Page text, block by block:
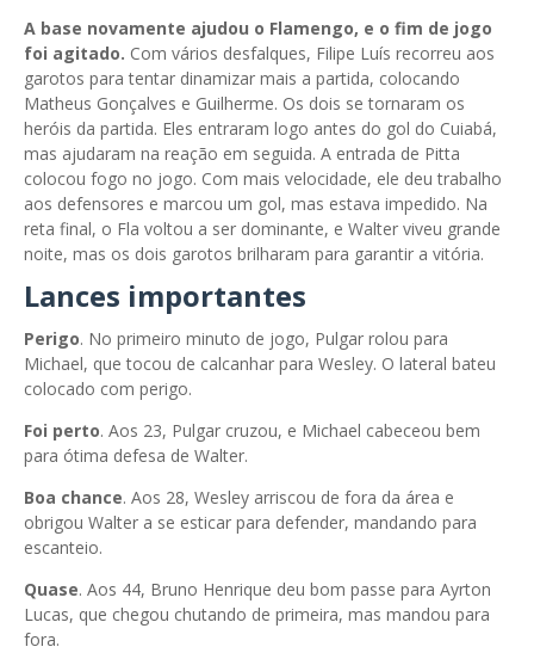
A base novamente ajudou o Flamengo, e o fim de jogo
foi agitado. Com vários desfalques, Filipe Luís recorreu aos
garotos para tentar dinamizar mais a partida, colocando
Matheus Gonçalves e Guilherme. Os dois se tornaram os
heróis da partida. Eles entraram logo antes do gol do Cuiabá,
mas ajudaram na reação em seguida. A entrada de Pitta
colocou fogo no jogo. Com mais velocidade, ele deu trabalho
aos defensores e marcou um gol, mas estava impedido. Na
reta final, o Fla voltou a ser dominante, e Walter viveu grande
noite, mas os dois garotos brilharam para garantir a vitória.
Lances importantes
Perigo. No primeiro minuto de jogo, Pulgar rolou para
Michael, que tocou de calcanhar para Wesley. O lateral bateu
colocado com perigo.
Foi perto. Aos 23, Pulgar cruzou, e Michael cabeceou bem
para ótima defesa de Walter.
Boa chance. Aos 28, Wesley arriscou de fora da área e
obrigou Walter a se esticar para defender, mandando para
escanteio.
Quase. Aos 44, Bruno Henrique deu bom passe para Ayrton
Lucas, que chegou chutando de primeira, mas mandou para
fora.